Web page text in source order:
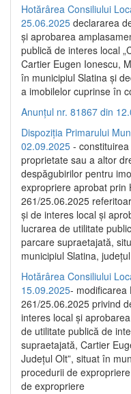
Hotărârea Consiliului
25.06.2025 declararea
și aprobarea
publică de interes local
Cartier Eugen Ionescu,
în municipiul Slatina și
a imobilelor cuprinse în
Anunțul nr. 81867 din
Dispoziția Primarului
02.09.2025 -
proprietate sau a altor
despăgubirilor pentru
expropriere aprobat prin
261/25.06.2025
și de interes local și
lucrarea de utilitate
parcare supraetajată,
municipiul Slatina,
Hotărârea Consiliului
15.09.2025- modificarea
261/25.06.2025 privind
interes local și
de utilitate publică de
supraetajată, Cartier
Județul Olt”, situat în
procedurii de
de expropriere